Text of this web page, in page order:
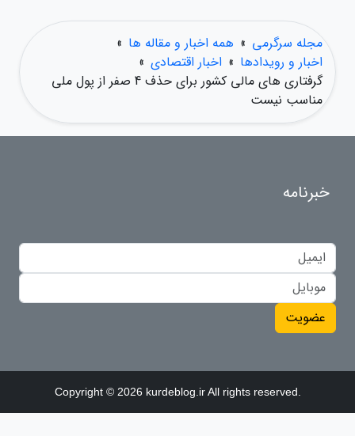
مجله سرگرمی » همه اخبار و مقاله ها »
اخبار و رویدادها » اخبار اقتصادی »
گرفتاری های مالی کشور برای حذف 4 صفر از پول ملی
مناسب نیست
خبرنامه
عضویت
Copyright © 2026 kurdeblog.ir All rights reserved.